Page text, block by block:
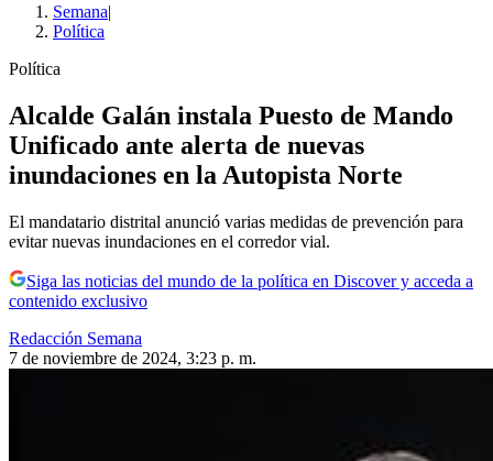
Semana|
Política
Política
Alcalde Galán instala Puesto de Mando
Unificado ante alerta de nuevas
inundaciones en la Autopista Norte
El mandatario distrital anunció varias medidas de prevención para
evitar nuevas inundaciones en el corredor vial.
Siga las noticias del mundo de la política en Discover y acceda a
contenido exclusivo
Redacción Semana
7 de noviembre de 2024, 3:23 p. m.